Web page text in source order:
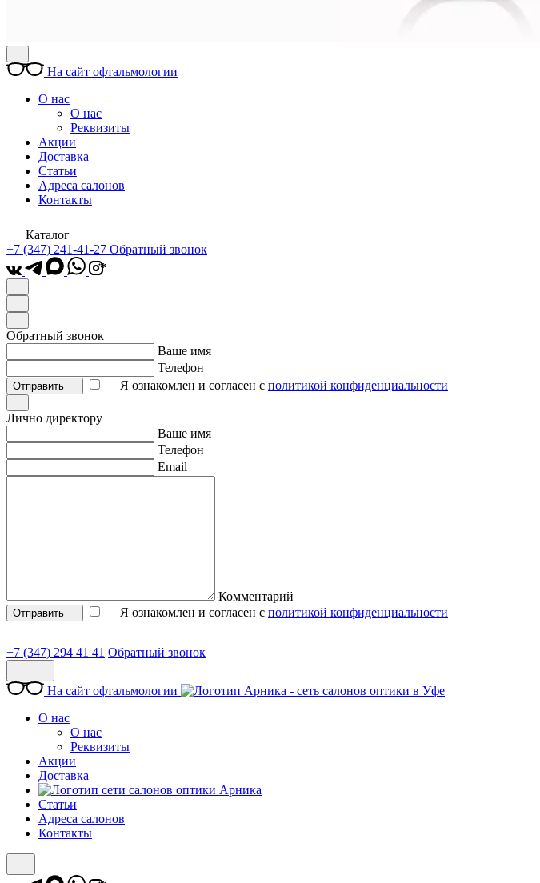
На сайт офтальмологии
О нас
О нас
Реквизиты
Акции
Доставка
Статьи
Адреса салонов
Контакты
Каталог
+7 (347) 241-41-27 Обратный звонок
*
Обратный звонок
Ваше имя
Телефон
Отправить Я ознакомлен и согласен с политикой конфиденциальности
Лично директору
Ваше имя
Телефон
Email
Комментарий
Отправить Я ознакомлен и согласен с политикой конфиденциальности
+7 (347) 294 41 41 Обратный звонок
На сайт офтальмологии
О нас
О нас
Реквизиты
Акции
Доставка
Статьи
Адреса салонов
Контакты